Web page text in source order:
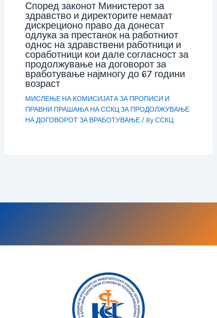
Според законот Министерот за
здравство и директорите немаат
дискреционо право да донесат
одлука за престанок на работниот
однос на здравствени работници и
соработници кои дале согласност за
продолжување на договорот за
вработување најмногу до 67 години
возраст
МИСЛЕЊЕ НА КОМИСИЈАТА ЗА ПРОПИСИ И
ПРАВНИ ПРАШАЊА НА ССКЦ ЗА ПРОДОЛЖУВАЊЕ
НА ДОГОВОРОТ ЗА ВРАБОТУВАЊЕ/ ByССКЦ